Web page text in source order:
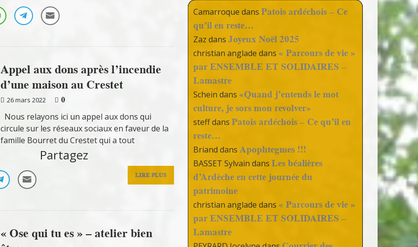
Appel aux dons après l’incendie
d’une maison au Crestet
26 mars 2022
0
Nous relayons ici un appel aux dons qui
circule sur les réseaux sociaux en faveur de la
famille Bourret du Crestet qui a tout
LIRE PLUS
Partagez
« Ose qui tu es » – atelier bien
Camarroque dansPatois ardéchois – Ce
qu’il en reste…
Zaz dansJoyeux Noël 2025
christian anglade dans« Parcours de vie »
par ENSEMBLE ET SOLIDAIRES –
Lamastre
Schein dans «Quand j’entends le mot
culture, je sors mon revolver»
steffdansPatois ardéchois – Ce qu’il en
reste…
Briand dansApophtegmes !!!
BASSET Sylvain dansLes béalières
d’Ardèche en cette journée du
patrimoine
christian anglade dans « Parcours de vie »
par ENSEMBLE ET SOLIDAIRES –
Lamastre